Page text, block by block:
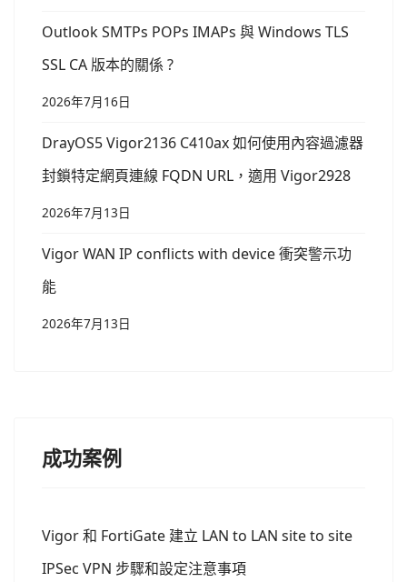
Outlook SMTPs POPs IMAPs 與 Windows TLS
SSL CA 版本的關係 ?
2026年7月16日
DrayOS5 Vigor2136 C410ax 如何使用內容過濾器
封鎖特定網頁連線 FQDN URL，適用 Vigor2928
2026年7月13日
Vigor WAN IP conflicts with device 衝突警示功
能
2026年7月13日
成功案例
Vigor 和 FortiGate 建立 LAN to LAN site to site
IPSec VPN 步驟和設定注意事項